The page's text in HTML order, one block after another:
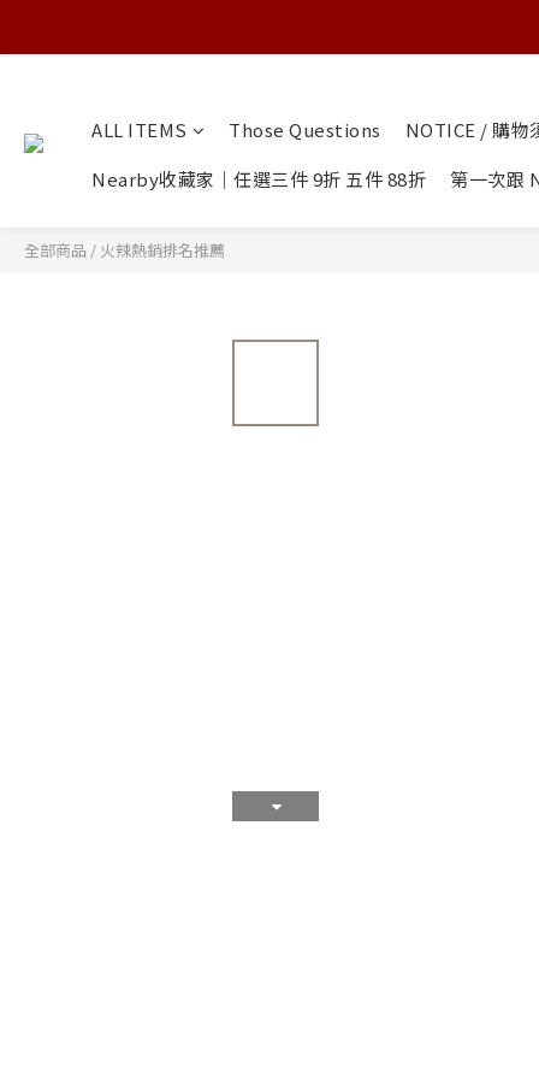
ALL ITEMS Those Questions
NOTICE / 購物
Nearby收藏家｜任選三件 9折 五件 88折
第一次跟
全部商品 / 火辣熱銷排名推薦